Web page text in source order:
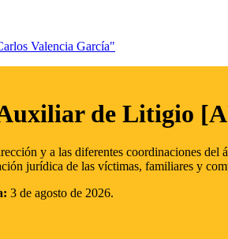
Valencia García"
de Litigio
y a las diferentes coordinaciones
jurídica de las víctimas, familiares y
3 de agosto de 2026.